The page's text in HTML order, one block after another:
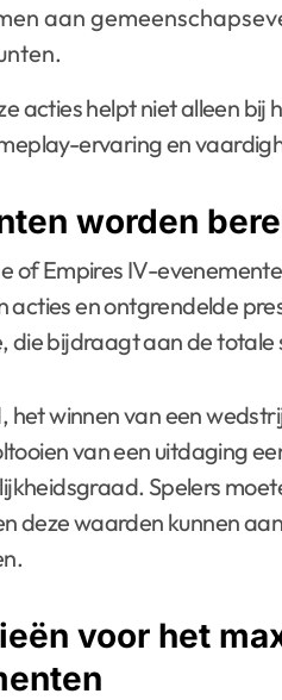
aan
acties helpt niet alleen
ervaring en
worden
of Empires IV-
acties en ontgrendelde
die bijdraagt aan de totale
het winnen van een
van een uitdaging
Spelers
deze waarden kunnen
voor het